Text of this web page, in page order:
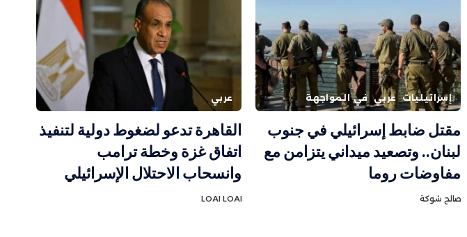
إسرائيليات عربي في المواجهة
مقتل ضابط إسرائيلي في جنوب
لبنان.. وتصعيد ميداني يتزامن مع
مفاوضات روما
صالح شوكة
عربي
القاهرة تدعو لضغوط دولية لتنفيذ
اتفاق غزة وخطة ترامب
وانسحاب الاحتلال الإسرائيلي
LOAI LOAI